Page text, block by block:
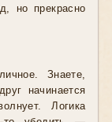
но прекрасно
Знаете,
начинается
Логика